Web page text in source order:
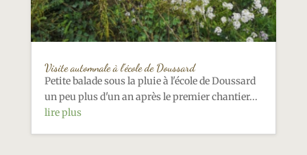
Visite automnale à l’école de Doussard
Petite balade sous la pluie à l'école de Doussard
un peu plus d'un an après le premier chantier...
lire plus